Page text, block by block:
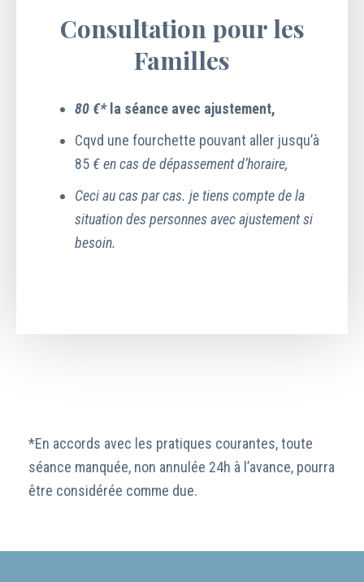
Consultation pour les
Familles
80 €*la séance avec ajustement,
Cqvd une fourchette pouvant aller jusqu’à
85 € en cas de dépassement d’horaire,
Ceci au cas par cas. je tiens compte de la
situation des personnes avec ajustement si
besoin.
*En accords avec les pratiques courantes, toute
séance manquée, non annulée 24h à l’avance, pourra
être considérée comme due.